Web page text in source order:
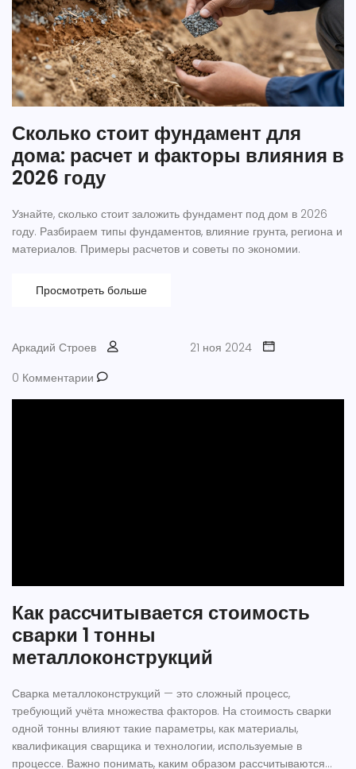
Сколько стоит фундамент для
дома: расчет и факторы влияния в
2026 году
Узнайте, сколько стоит заложить фундамент под дом в 2026
году. Разбираем типы фундаментов, влияние грунта, региона и
материалов. Примеры расчетов и советы по экономии.
Просмотреть больше
Аркадий Строев
21 ноя 2024
0 Комментарии
Как рассчитывается стоимость
сварки 1 тонны
металлоконструкций
Сварка металлоконструкций — это сложный процесс,
требующий учёта множества факторов. На стоимость сварки
одной тонны влияют такие параметры, как материалы,
квалификация сварщика и технологии, используемые в
процессе. Важно понимать, каким образом рассчитываются